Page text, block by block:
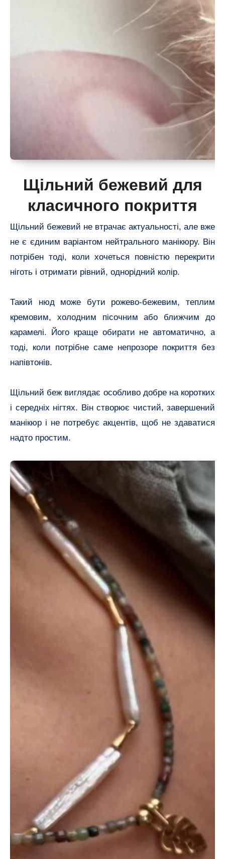
Щільний бежевий для
класичного покриття
Щільний бежевий не втрачає актуальності, але вже
не є єдиним варіантом нейтрального манікюру. Він
потрібен тоді, коли хочеться повністю перекрити
ніготь і отримати рівний, однорідний колір.
Такий нюд може бути рожево-бежевим, теплим
кремовим, холодним пісочним або ближчим до
карамелі. Його краще обирати не автоматично, а
тоді, коли потрібне саме непрозоре покриття без
напівтонів.
Щільний беж виглядає особливо добре на коротких
і середніх нігтях. Він створює чистий, завершений
манікюр і не потребує акцентів, щоб не здаватися
надто простим.